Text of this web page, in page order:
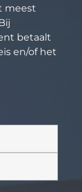
meest
betaalt
en/of het